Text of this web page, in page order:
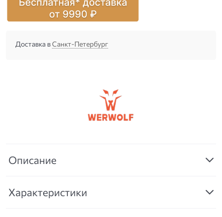
Доставка вСанкт-Петербург
Описание
Характеристики